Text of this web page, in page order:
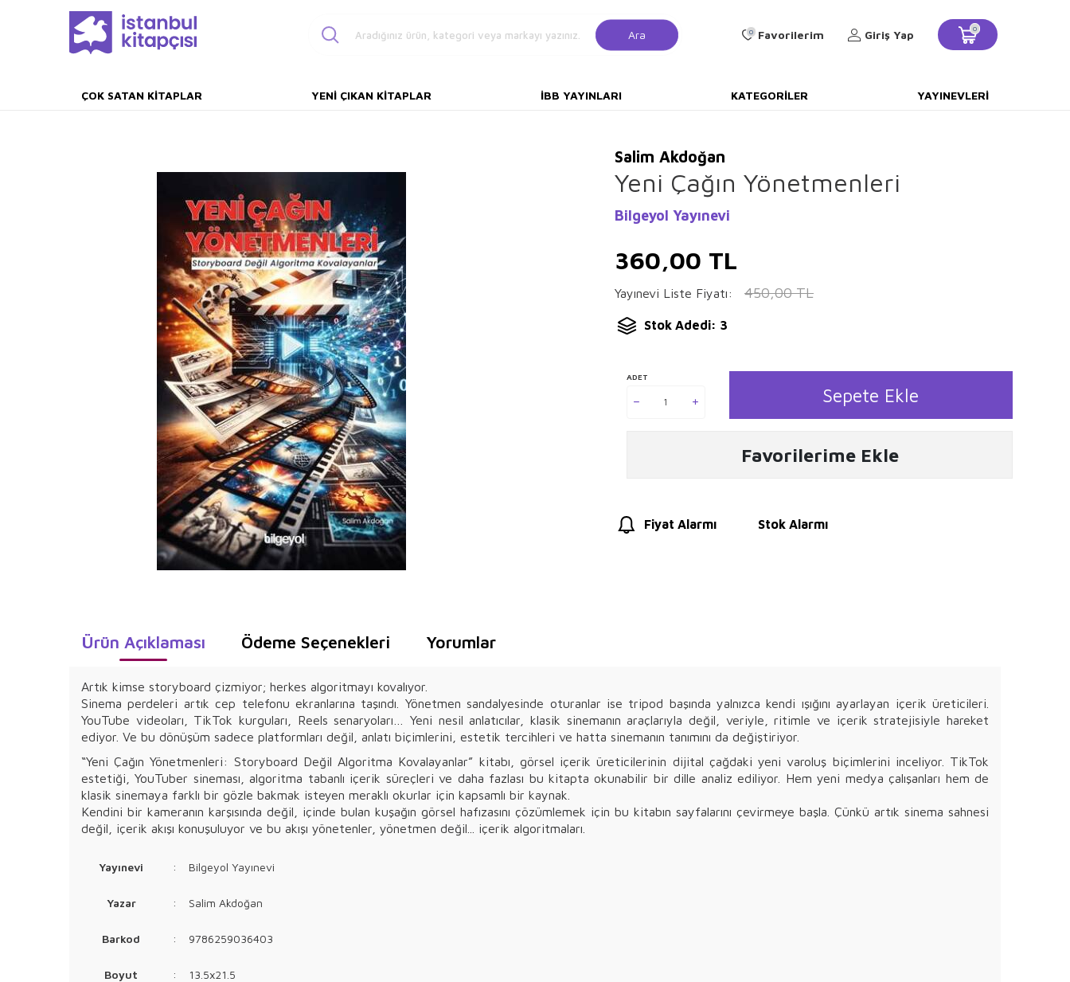
Ara 0 Favorilerim Giriş Yap 0
ÇOK SATAN KITAPLAR YENI ÇIKAN KITAPLAR İBB YAYINLARI KATEGORILER YAYINEVLERI
Salim Akdoğan
Yeni Çağın Yönetmenleri
Bilgeyol Yayınevi
360,00 TL
Yayınevi Liste Fiyatı: 450,00TL
Stok Adedi: 3
ADET
Sepete Ekle
Favorilerime Ekle
Fiyat Alarmı Stok Alarmı
Ürün Açıklaması Ödeme Seçenekleri Yorumlar
Artık kimse storyboard çizmiyor; herkes algoritmayı kovalıyor.
Sinema perdeleri artık cep telefonu ekranlarına taşındı. Yönetmen sandalyesinde oturanlar ise tripod başında yalnızca kendi ışığını ayarlayan içerik üreticileri.
YouTube videoları, TikTok kurguları, Reels senaryoları… Yeni nesil anlatıcılar, klasik sinemanın araçlarıyla değil, veriyle, ritimle ve içerik stratejisiyle hareket
ediyor. Ve bu dönüşüm sadece platformları değil, anlatı biçimlerini, estetik tercihleri ve hatta sinemanın tanımını da değiştiriyor.
“Yeni Çağın Yönetmenleri: Storyboard Değil Algoritma Kovalayanlar” kitabı, görsel içerik üreticilerinin dijital çağdaki yeni varoluş biçimlerini inceliyor. TikTok
estetiği, YouTuber sineması, algoritma tabanlı içerik süreçleri ve daha fazlası bu kitapta okunabilir bir dille analiz ediliyor. Hem yeni medya çalışanları hem de
klasik sinemaya farklı bir gözle bakmak isteyen meraklı okurlar için kapsamlı bir kaynak.
Kendini bir kameranın karşısında değil, içinde bulan kuşağın görsel hafızasını çözümlemek için bu kitabın sayfalarını çevirmeye başla. Çünkü artık sinema sahnesi
değil, içerik akışı konuşuluyor ve bu akışı yönetenler, yönetmen değil... içerik algoritmaları.
Yayınevi : Bilgeyol Yayınevi
Yazar : Salim Akdoğan
Barkod : 9786259036403
Boyut : 13.5x21.5